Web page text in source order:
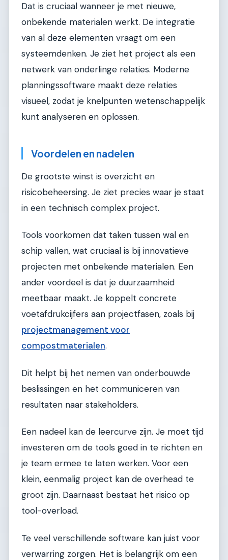
Dat is cruciaal wanneer je met nieuwe,
onbekende materialen werkt. De integratie
van al deze elementen vraagt om een
systeemdenken. Je ziet het project als een
netwerk van onderlinge relaties. Moderne
planningssoftware maakt deze relaties
visueel, zodat je knelpunten wetenschappelijk
kunt analyseren en oplossen.
Voordelen en nadelen
De grootste winst is overzicht en
risicobeheersing. Je ziet precies waar je staat
in een technisch complex project.
Tools voorkomen dat taken tussen wal en
schip vallen, wat cruciaal is bij innovatieve
projecten met onbekende materialen. Een
ander voordeel is dat je duurzaamheid
meetbaar maakt. Je koppelt concrete
voetafdrukcijfers aan projectfasen, zoals bij
projectmanagement voor
compostmaterialen.
Dit helpt bij het nemen van onderbouwde
beslissingen en het communiceren van
resultaten naar stakeholders.
Een nadeel kan de leercurve zijn. Je moet tijd
investeren om de tools goed in te richten en
je team ermee te laten werken. Voor een
klein, eenmalig project kan de overhead te
groot zijn. Daarnaast bestaat het risico op
tool-overload.
Te veel verschillende software kan juist voor
verwarring zorgen. Het is belangrijk om een